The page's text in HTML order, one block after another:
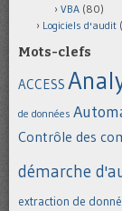
VBA (80)
Logiciels d'audit
Mots-clefs
ACCESS
de données
Contrôle des
démarche
extraction de